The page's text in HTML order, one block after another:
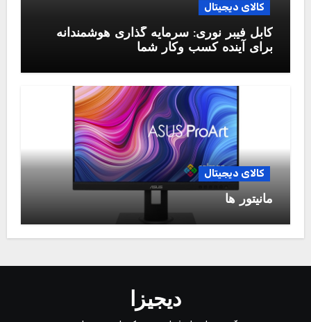
کالای دیجیتال
کابل فیبر نوری: سرمایه گذاری هوشمندانه
برای آینده کسب وکار شما
کالای دیجیتال
مانیتور ها
دیجیزا